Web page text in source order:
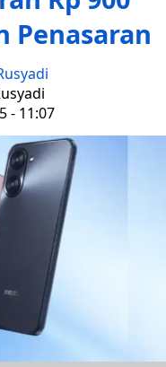
Penasaran
- 11:07